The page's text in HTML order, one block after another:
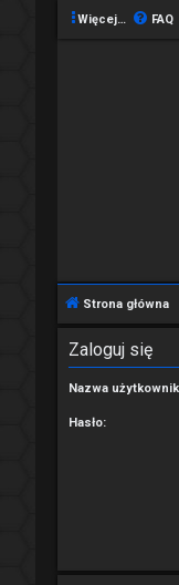
Więcej… FAQ
Strona główna
Zaloguj się
Nazwa
Hasło: